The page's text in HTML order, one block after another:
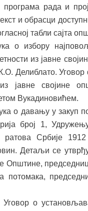
рада и
и обрасци
табли сајта
о избору
из јавне
Делиблато.
из јавне својине
Вукадиновићем.
о давању у закуп
број 1,
ратова Србије
Детаљи се
Општине,
потомака,
Уговор о